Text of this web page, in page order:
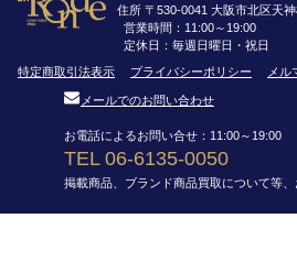
住所 〒530-0041 大阪市北区天
営業時間：11:00～19:00
定休日：毎週日曜日・祝日
特定商取引法表示
プライバシーポリシー メル
メールでのお問い合わせ
お電話によるお問い合せ：11:00～19:00
TEL 06-6135-0050
掲載商品、ブランド商品買取について等